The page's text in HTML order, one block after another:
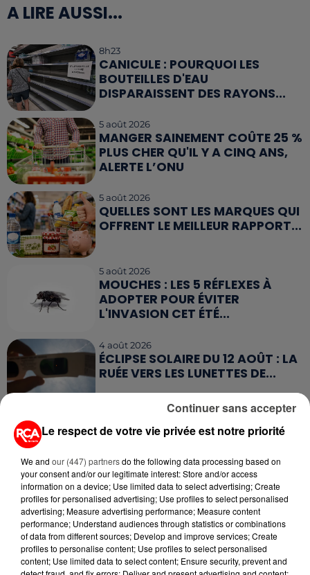
A LIRE AUSSI...
8h23
CANICULE : POURQUOI LES
BOUTEILLES D'EAU
DISPARAISSENT DES RAYONS...
5 août 2026
MANGER SAINEMENT COÛTE 25 %
PLUS CHER QU'IL Y A CINQ ANS,
ALERTE L’ONU
5 août 2026
QUELLES SONT LES MARQUES QUI
OFFRENT LE MEILLEUR RAPPORT...
5 août 2026
MOUCHES : LES 5 RÉFLEXES À
ADOPTER POUR ÉVITER
L'INVASION CET ÉTÉ...
4 août 2026
ÉCLIPSE SOLAIRE DU 12 AOÛT : LA
RUÉE VERS LES LUNETTES DE...
CAMPING-CAR : CE QUE VOUS
ERREURS...
RETROUVEZ TOUTE L'ACTU DE LA RÉGION ET
RECEVEZ LES ALERTES INFOS DE LA RÉDACTION
Le respect de votre vie privée est notre priorité
We and our (447) partnersdo the following data processing based on
your consent and/or our legitimate interest: Store and/or access
information on a device; Use limited data to select advertising; Create
profiles for personalised advertising; Use profiles to select personalised
advertising; Measure advertising performance; Measure content
performance; Understand audiences through statistics or combinations
of data from different sources; Develop and improve services; Create
profiles to personalise content; Use profiles to select personalised
content; Use limited data to select content; Ensure security, prevent and
Continuer sans accepter